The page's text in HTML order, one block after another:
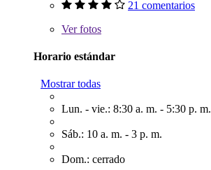
21 comentarios
Verfotos
Horario estándar
Mostrar todas
Lun. - vie.: 8:30 a. m. - 5:30 p. m.
Sáb.: 10 a. m. - 3 p. m.
Dom.: cerrado